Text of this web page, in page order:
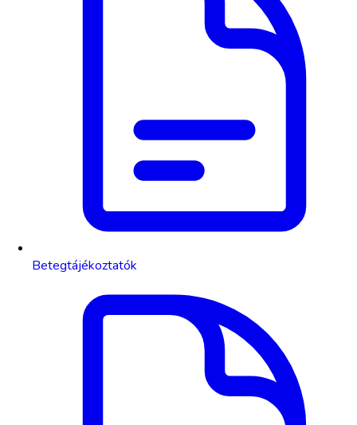
Betegtájékoztatók